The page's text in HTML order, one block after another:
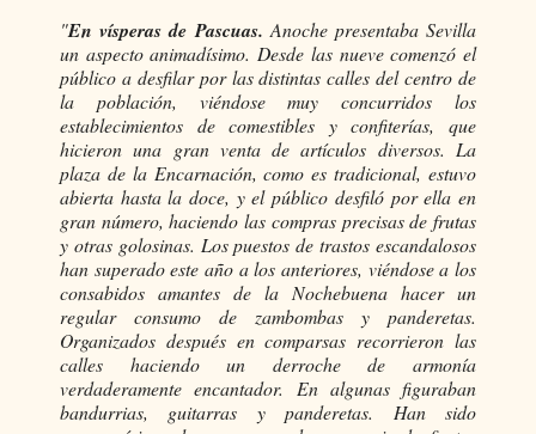
"En vísperas de Pascuas. Anoche presentaba Sevilla
un aspecto animadísimo. Desde las nueve comenzó el
público a desfilar por las distintas calles del centro de
la población, viéndose muy concurridos los
establecimientos de comestibles y confiterías, que
hicieron una gran venta de artículos diversos. La
plaza de la Encarnación, como es tradicional, estuvo
abierta hasta la doce, y el público desfiló por ella en
gran número, haciendo las compras precisas de frutas
y otras golosinas. Los puestos de trastos escandalosos
han superado este año a los anteriores, viéndose a los
consabidos amantes de la Nochebuena hacer un
regular consumo de zambombas y panderetas.
Organizados después en comparsas recorrieron las
calles haciendo un derroche de armonía
verdaderamente encantador. En algunas figuraban
bandurrias, guitarras y panderetas. Han sido